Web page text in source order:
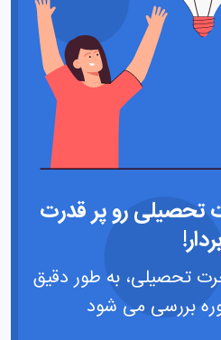
تحصیلی رو پر قدرت
تحصیلی، به طور دقیق
بررسی می شود